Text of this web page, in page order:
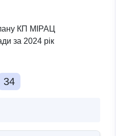
КП МІРАЦ
за 2024 рік
34